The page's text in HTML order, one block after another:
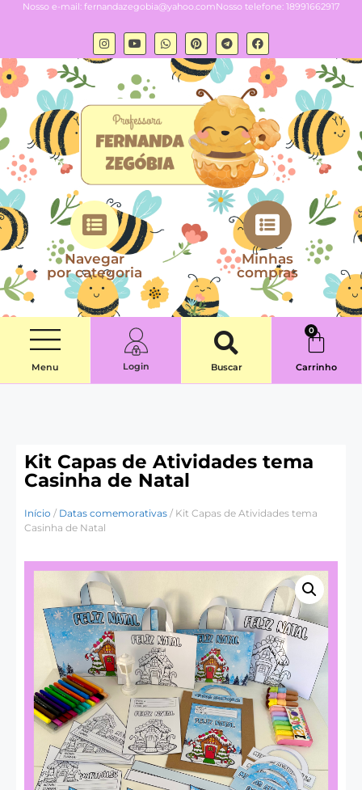
Nosso e-mail: fernandazegobia@yahoo.comNosso telefone: 18991662917
Navegar
por categoria
Minhas
compras
Menu Login Buscar
0
Carrinho
Kit Capas de Atividades tema
Casinha de Natal
Início / Datas comemorativas / Kit Capas de Atividades tema
Casinha de Natal